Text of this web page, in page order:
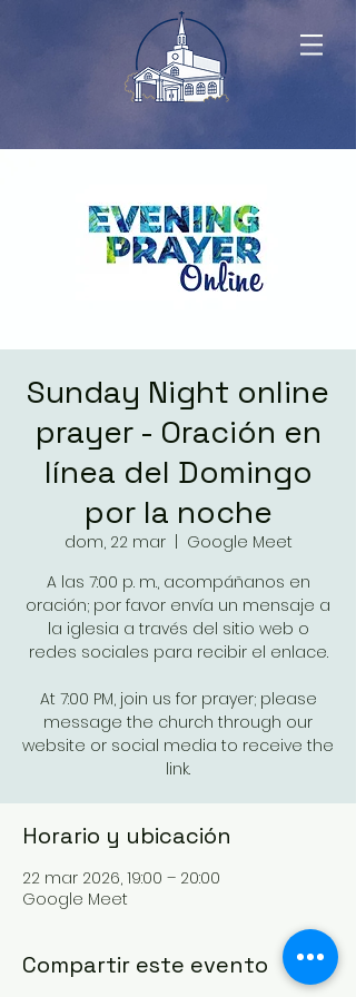
Sunday Night online
prayer - Oración en
línea del Domingo
por la noche
dom, 22 mar
  |
Google Meet
A las 7:00 p. m., acompáñanos en
oración; por favor envía un mensaje a
la iglesia a través del sitio web o
redes sociales para recibir el enlace.
At 7:00 PM, join us for prayer; please
message the church through our
website or social media to receive the
link.
Horario y ubicación
22 mar 2026, 19:00 – 20:00
Google Meet
Compartir este evento